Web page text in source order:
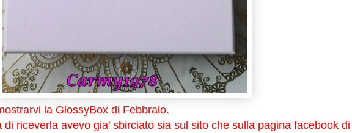
la GlossyBox di Febbraio.
di riceverla avevo gia' sbirciato sia sul sito che sulla pagina facebook di